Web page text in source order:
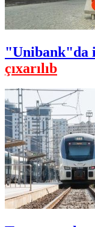
"Unibank"da
çıxarılıb